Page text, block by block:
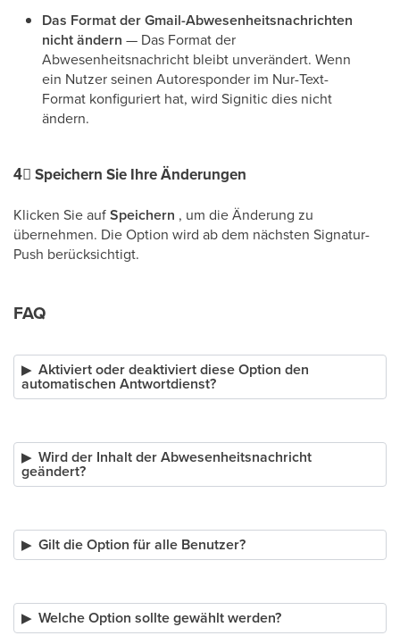
Das Format der Gmail-Abwesenheitsnachrichten
nicht ändern — Das Format der
Abwesenheitsnachricht bleibt unverändert. Wenn
ein Nutzer seinen Autoresponder im Nur-Text-
Format konfiguriert hat, wird Signitic dies nicht
ändern.
4⃣ Speichern Sie Ihre Änderungen
Klicken Sie aufSpeichern , um die Änderung zu
übernehmen. Die Option wird ab dem nächsten Signatur-
Push berücksichtigt.
FAQ
Aktiviert oder deaktiviert diese Option den
automatischen Antwortdienst?
Wird der Inhalt der Abwesenheitsnachricht
geändert?
Gilt die Option für alle Benutzer?
Welche Option sollte gewählt werden?